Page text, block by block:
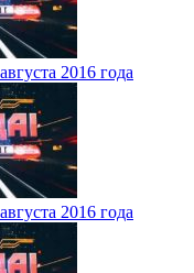
2016 года
2016 года